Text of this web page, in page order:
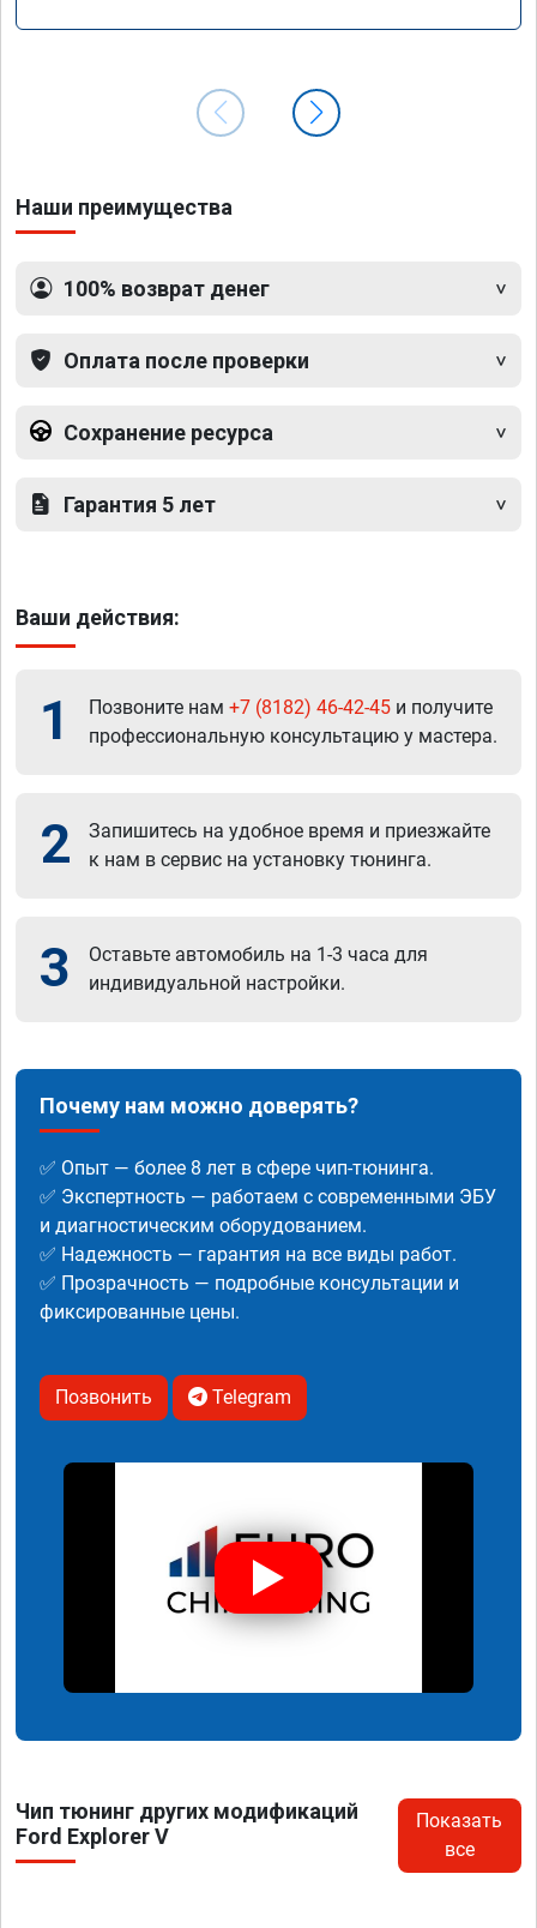
Наши преимущества
100% возврат денег
Оплата после проверки
Сохранение ресурса
Гарантия 5 лет
Ваши действия:
1 Позвоните нам +7 (8182) 46-42-45 и получите
профессиональную консультацию у мастера.
2
Запишитесь на удобное время и приезжайте
к нам в сервис на установку тюнинга.
3
Оставьте автомобиль на 1-3 часа для
индивидуальной настройки.
Почему нам можно доверять?
✅ Опыт — более 8 лет в сфере чип-тюнинга.
✅ Экспертность — работаем с современными ЭБУ
и диагностическим оборудованием.
✅ Надежность — гарантия на все виды работ.
✅ Прозрачность — подробные консультации и
фиксированные цены.
Позвонить Telegram
Чип тюнинг других модификаций
Ford Explorer V
Показать
все